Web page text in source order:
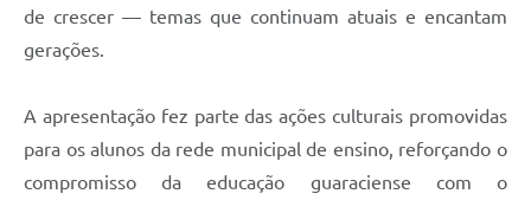
de crescer — temas que continuam atuais e encantam
gerações.
A apresentação fez parte das ações culturais promovidas
para os alunos da rede municipal de ensino, reforçando o
compromisso da educação guaraciense com o